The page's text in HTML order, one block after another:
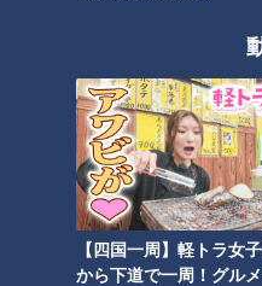
【四国一周】軽トラ女
から下道で一周！グル
看護の世界で働きはじめた
軍の看護要員として兵士た
る仕事にやりがいを感じた
戻って結婚。2人の子どもを
3カ所の病院で総婦長も務め
5年前取材した際には、池田